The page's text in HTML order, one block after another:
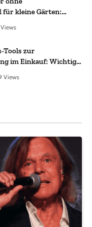
für kleine Gärten:
500 m² wirklich
Views
Tools zur
im Einkauf: Wichtige
Sie achten sollten
Views